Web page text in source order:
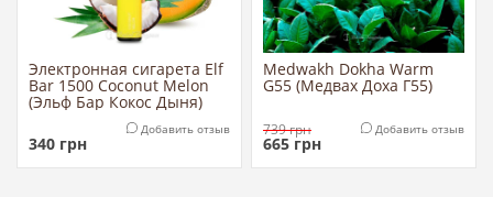
Электронная сигарета Elf
Bar 1500 Coconut Melon
(Эльф Бар Кокос Дыня)
340 грн
Добавить отзыв
Medwakh Dokha Warm
G55 (Медвах Доха Г55)
739грн
665 грн
Добавить отзыв